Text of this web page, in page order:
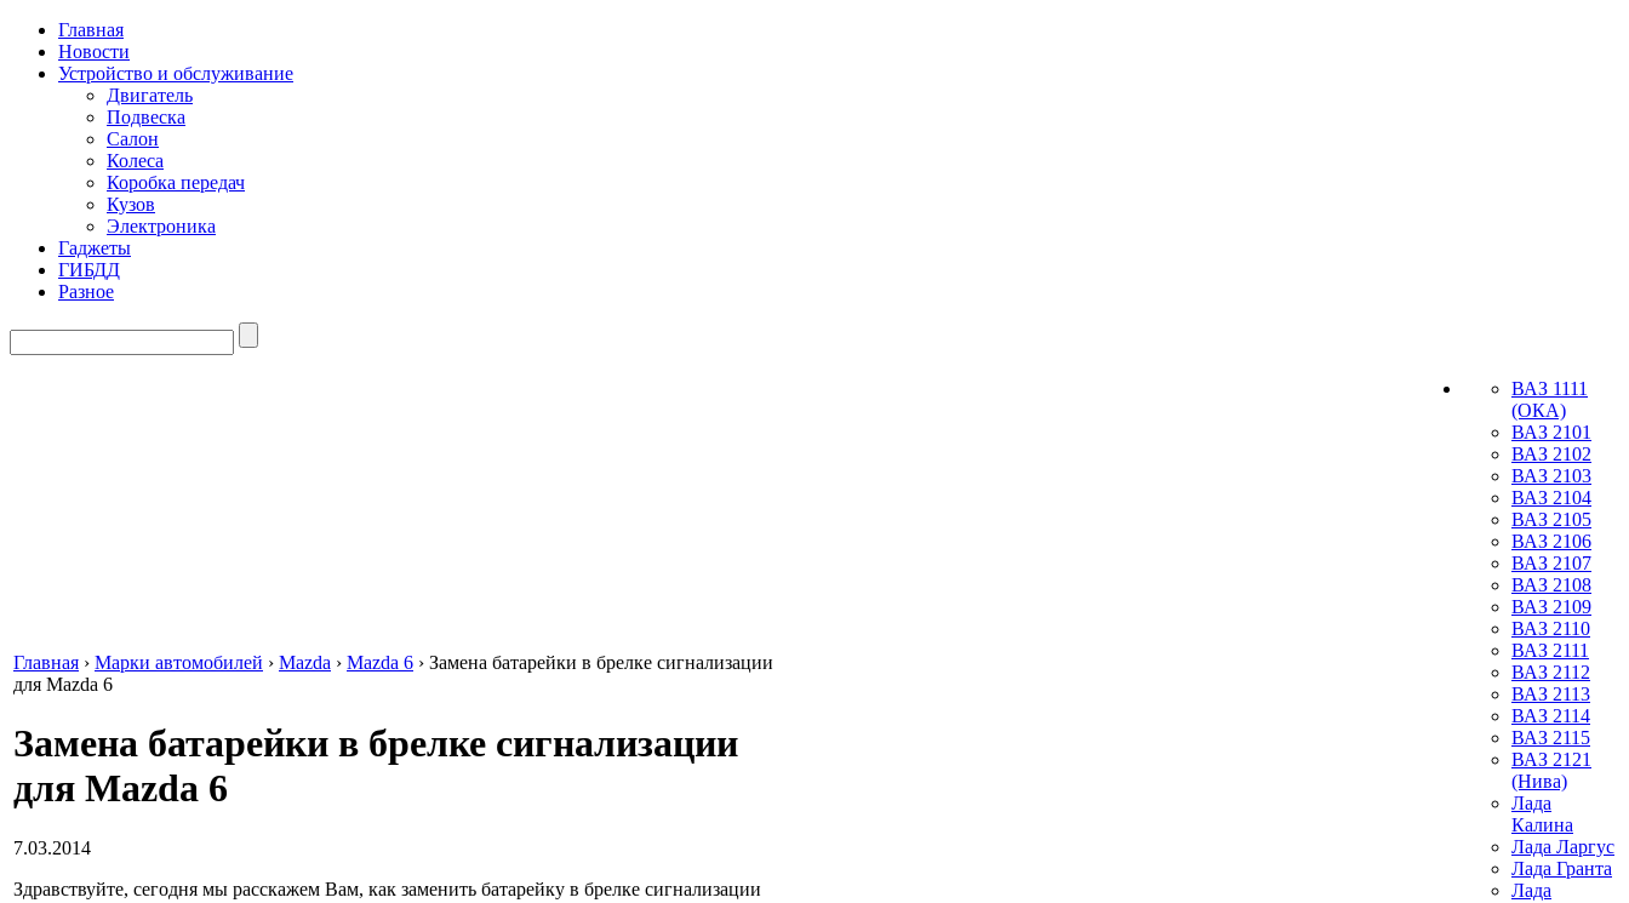
Главная
Новости
Устройство и обслуживание
Двигатель
Подвеска
Салон
Колеса
Коробка передач
Кузов
Электроника
Гаджеты
ГИБДД
Разное
Главная › Марки автомобилей › Mazda › Mazda 6 › Замена батарейки в брелке сигнализации
для Mazda 6
Замена батарейки в брелке сигнализации
для Mazda 6
7.03.2014
Здравствуйте, сегодня мы расскажем Вам, как заменить батарейку в брелке сигнализации
ВАЗ 1111
(ОКА)
ВАЗ 2101
ВАЗ 2102
ВАЗ 2103
ВАЗ 2104
ВАЗ 2105
ВАЗ 2106
ВАЗ 2107
ВАЗ 2108
ВАЗ 2109
ВАЗ 2110
ВАЗ 2111
ВАЗ 2112
ВАЗ 2113
ВАЗ 2114
ВАЗ 2115
ВАЗ 2121
(Нива)
Лада
Калина
Лада Ларгус
Лада Гранта
Лада